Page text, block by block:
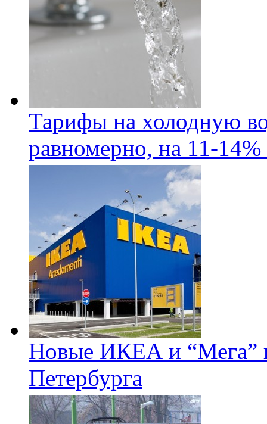
Тарифы на холодную
равномерно, на 11-14%
Новые ИКЕА и “Мега”
Петербурга